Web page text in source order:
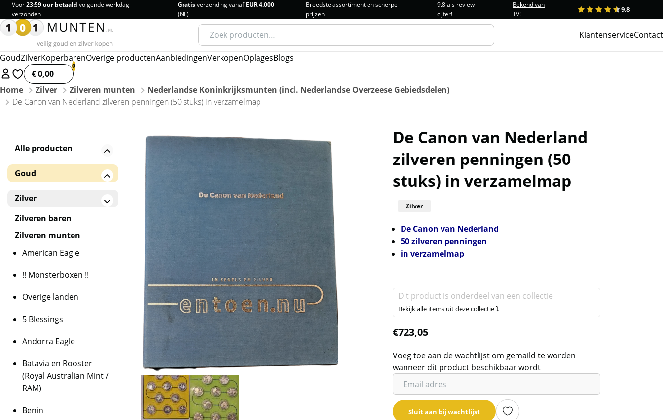
Voor23:59 uur betaald volgende werkdag
verzonden
Gratisverzending vanafEUR 4.000
(NL)
Breedste assortiment en scherpe
prijzen
9.8 als review
cijfer!
Bekend van
TV!
1 2 3 4 5 9.8
Zoeken
naar:
KlantenserviceContact
GoudZilverKoperbarenOverige productenAanbiedingenVerkopenOplagesBlogs
€ 0,00
Home
Zilver Zilveren munten
Nederlandse Koninkrijksmunten (incl. Nederlandse Overzeese Gebiedsdelen)
De Canon van Nederland zilveren penningen (50 stuks) in verzamelmap
De Canon van Nederland
zilveren penningen (50
stuks) in verzamelmap
Zilver
De Canon van Nederland
50 zilveren penningen
in verzamelmap
Dit product is onderdeel van een collectie
Bekijk alle items uit deze collectie ⤵
€723,05
Voeg toe aan de wachtlijst om gemaild te worden
wanneer dit product beschikbaar wordt
Vul
je
email
adresSluit aan bij wachtlijst
Alle producten
Goud
Gouden baren
Zilver
Zilveren baren
Zilveren munten
American Eagle
!! Monsterboxen !!
Overige landen
5 Blessings
Andorra Eagle
Batavia en Rooster
(Royal Australian Mint /
RAM)
Benin